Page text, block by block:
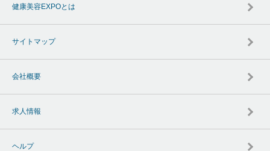
健康美容EXPOとは
サイトマップ
会社概要
求人情報
ヘルプ